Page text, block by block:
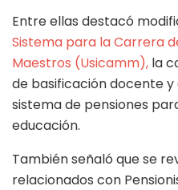
Entre ellas destacó
Sistema para la Carrera
Maestros (Usicamm), la
de basificación docente
sistema de pensiones
educación.
También señaló que se
relacionados con